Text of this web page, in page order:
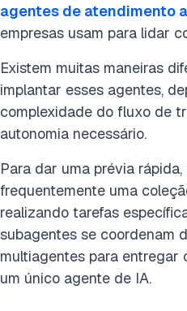
agentes de atendimento
empresas usam para lidar
Existem muitas maneiras
implantar esses agentes,
complexidade do fluxo de
autonomia necessário.
Para dar uma prévia
frequentemente uma
realizando tarefas
subagentes se coordenam
multiagentes para entregar
um único agente de IA.